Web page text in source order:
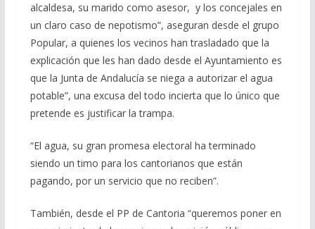
alcaldesa, su marido como asesor, y los concejales en
un claro caso de nepotismo”, aseguran desde el grupo
Popular, a quienes los vecinos han trasladado que la
explicación que les han dado desde el Ayuntamiento es
que la Junta de Andalucía se niega a autorizar el agua
potable”, una excusa del todo incierta que lo único que
pretende es justificar la trampa.
“El agua, su gran promesa electoral ha terminado
siendo un timo para los cantorianos que están
pagando, por un servicio que no reciben”.
También, desde el PP de Cantoria “queremos poner en